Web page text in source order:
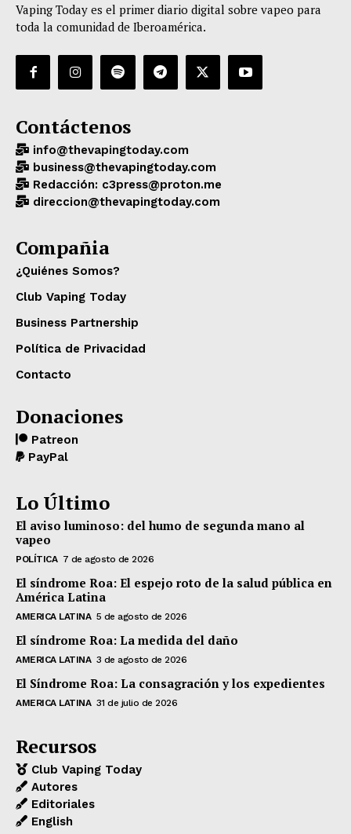
Vaping Today es el primer diario digital sobre vapeo para
toda la comunidad de Iberoamérica.
Contáctenos
info@thevapingtoday.com
business@thevapingtoday.com
Redacción: c3press@proton.me
direccion@thevapingtoday.com
Compañia
¿Quiénes Somos?
Club Vaping Today
Business Partnership
Política de Privacidad
Contacto
Donaciones
Patreon
PayPal
Lo Último
El aviso luminoso: del humo de segunda mano al
vapeo
POLÍTICA 7 de agosto de 2026
El síndrome Roa: El espejo roto de la salud pública en
América Latina
AMERICA LATINA 5 de agosto de 2026
El síndrome Roa: La medida del daño
AMERICA LATINA 3 de agosto de 2026
El Síndrome Roa: La consagración y los expedientes
AMERICA LATINA 31 de julio de 2026
Recursos
Club Vaping Today
Autores
Editoriales
English